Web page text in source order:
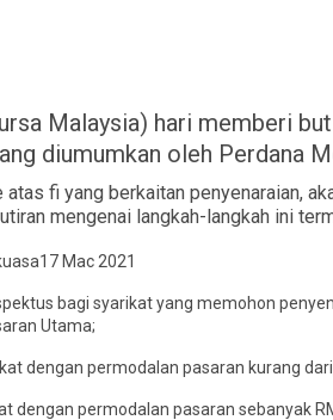
Malaysia) hari memberi
diumumkan oleh Perdana
fi yang berkaitan penyenaraian,
mengenai langkah-langkah ini
Mac 2021
bagi syarikat yang memohon
Utama;
dengan permodalan pasaran kurang
dengan permodalan pasaran sebanyak